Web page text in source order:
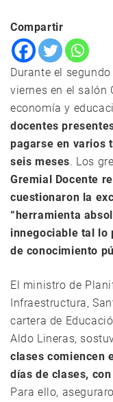
Compartir
Durante el
viernes en el salón
economía y
docentes
pagarse en varios
seis meses. Los
Gremial Docente
cuestionaron la
“herramienta
innegociable tal lo
de conocimiento
El ministro de
Infraestructura,
cartera de
Aldo Lineras,
clases comiencen
días de clases,
Para ello,